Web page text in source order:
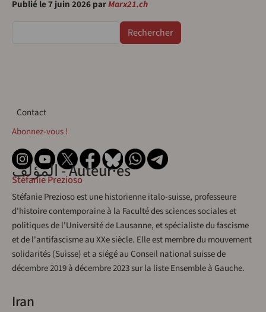
Publié le 7 juin 2026 parMarx21.ch
Contact
Contact
Abonnez-vous !
المؤلف - Auteur·esStéfanie Prezioso
Stéfanie Prezioso est une historienne italo-suisse, professeure
d'histoire contemporaine à la Faculté des sciences sociales et
politiques de l'Université de Lausanne, et spécialiste du fascisme
et de l'antifascisme au XXe siècle. Elle est membre du mouvement
solidarités (Suisse) et a siégé au Conseil national suisse de
décembre 2019 à décembre 2023 sur la liste Ensemble à Gauche.
Iran